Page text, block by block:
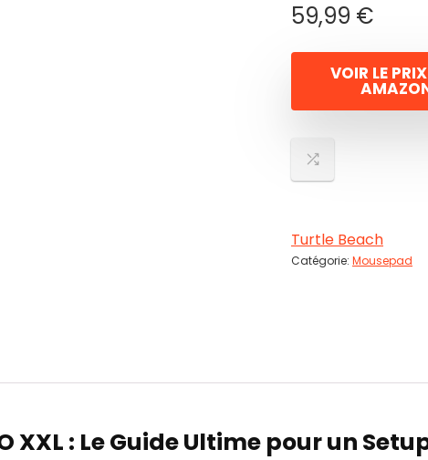
59,99 €
VOIR LE
Turtle Beach
Catégorie: Mousepad
XXL : Le Guide Ultime pour un